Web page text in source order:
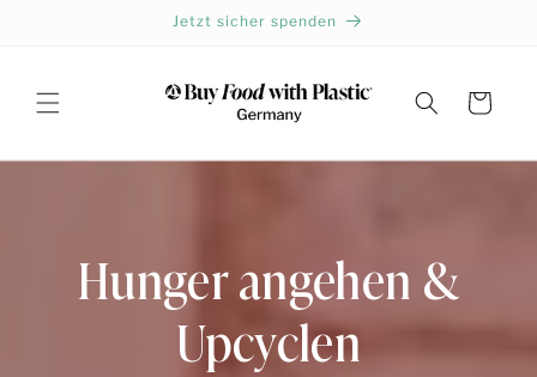
Jetzt sicher spenden
Warenkorb
Hunger angehen &
Upcyclen